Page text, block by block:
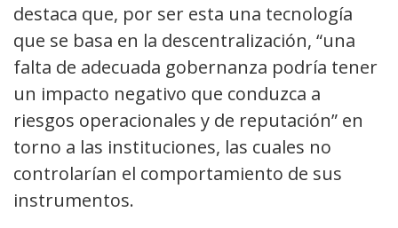
destaca que, por ser esta una tecnología
que se basa en la descentralización, “una
falta de adecuada gobernanza podría tener
un impacto negativo que conduzca a
riesgos operacionales y de reputación” en
torno a las instituciones, las cuales no
controlarían el comportamiento de sus
instrumentos.